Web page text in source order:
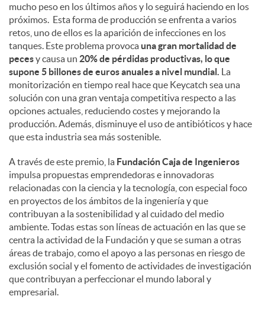
mucho peso en los últimos años y lo seguirá haciendo en los
próximos. Esta forma de producción se enfrenta a varios
retos, uno de ellos es la aparición de infecciones en los
tanques. Este problema provoca una gran mortalidad de
pecesy causa un 20% de pérdidas productivas, lo que
supone 5 billones de euros anuales a nivel mundial. La
monitorización en tiempo real hace que Keycatch sea una
solución con una gran ventaja competitiva respecto a las
opciones actuales, reduciendo costes y mejorando la
producción. Además, disminuye el uso de antibióticos y hace
que esta industria sea más sostenible.
A través de este premio, la Fundación Caja de Ingenieros
impulsa propuestas emprendedoras e innovadoras
relacionadas con la ciencia y la tecnología, con especial foco
en proyectos de los ámbitos de la ingeniería y que
contribuyan a la sostenibilidad y al cuidado del medio
ambiente. Todas estas son líneas de actuación en las que se
centra la actividad de la Fundación y que se suman a otras
áreas de trabajo, como el apoyo a las personas en riesgo de
exclusión social y el fomento de actividades de investigación
que contribuyan a perfeccionar el mundo laboral y
empresarial.